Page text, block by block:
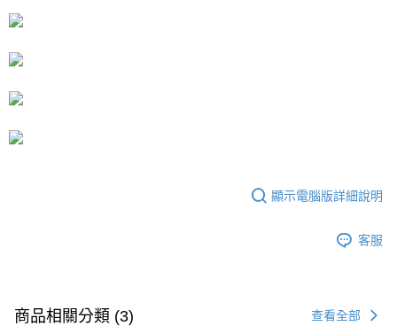
顯示電腦版詳細說明
客服
商品相關分類 (3) 查看全部